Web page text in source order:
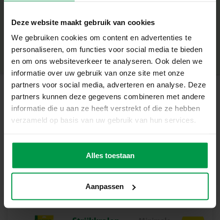
Deze website maakt gebruik van cookies
We gebruiken cookies om content en advertenties te
personaliseren, om functies voor social media te bieden
en om ons websiteverkeer te analyseren. Ook delen we
informatie over uw gebruik van onze site met onze
partners voor social media, adverteren en analyse. Deze
partners kunnen deze gegevens combineren met andere
informatie die u aan ze heeft verstrekt of die ze hebben
verzameld op basis van uw gebruik van hun services.
Alles toestaan
Aanpassen
2 strijkkralen grondplaten: rond en vierkant
Compatibel met alle SES strijkkralen
Geschikt voor kinderen vanaf 5 jaar
Stimuleert creativiteit en fijne motoriek
Biedt meer creatieve mogelijkheden door verschillende
vormen
Laat je verbeelding stralen
Met deze handige grondplaten kunnen kinderen hun
van abstracte kunstwerken tot herkenbare figuren. Het is
de perfecte basis voor creatieve vrijheid en spelenderwijs
ontwikkelen van vaardigheden.
Inhoud van de set
Productnummer|
00781
Deel dit product
Gerelateerde producten
Mix strijkkralen
7000
Minimale